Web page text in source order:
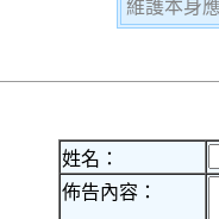
維護本身
姓名：
佈告內容：